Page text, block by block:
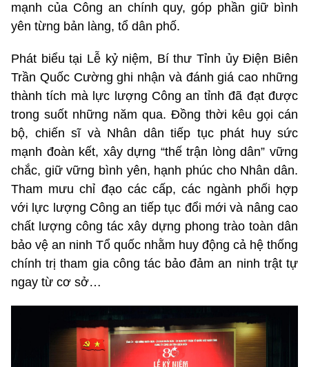
mạnh của Công an chính quy, góp phần giữ bình
yên từng bản làng, tổ dân phố.
Phát biểu tại Lễ kỷ niệm, Bí thư Tỉnh ủy Điện Biên
Trần Quốc Cường ghi nhận và đánh giá cao những
thành tích mà lực lượng Công an tỉnh đã đạt được
trong suốt những năm qua. Đồng thời kêu gọi cán
bộ, chiến sĩ và Nhân dân tiếp tục phát huy sức
mạnh đoàn kết, xây dựng “thế trận lòng dân” vững
chắc, giữ vững bình yên, hạnh phúc cho Nhân dân.
Tham mưu chỉ đạo các cấp, các ngành phối hợp
với lực lượng Công an tiếp tục đổi mới và nâng cao
chất lượng công tác xây dựng phong trào toàn dân
bảo vệ an ninh Tổ quốc nhằm huy động cả hệ thống
chính trị tham gia công tác bảo đảm an ninh trật tự
ngay từ cơ sở…